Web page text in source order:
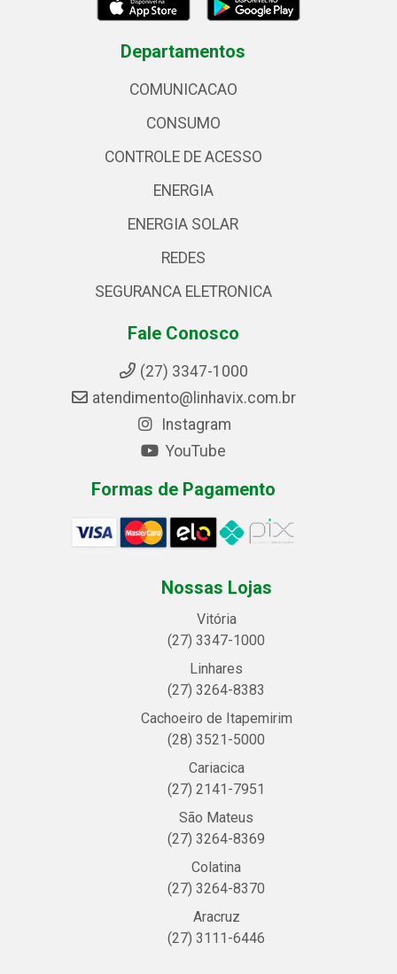
Departamentos
COMUNICACAO
CONSUMO
CONTROLE DE ACESSO
ENERGIA
ENERGIA SOLAR
REDES
SEGURANCA ELETRONICA
Fale Conosco
(27) 3347-1000
atendimento@linhavix.com.br
Instagram
YouTube
Formas de Pagamento
Nossas Lojas
Vitória
(27) 3347-1000
Linhares
(27) 3264-8383
Cachoeiro de Itapemirim
(28) 3521-5000
Cariacica
(27) 2141-7951
São Mateus
(27) 3264-8369
Colatina
(27) 3264-8370
Aracruz
(27) 3111-6446